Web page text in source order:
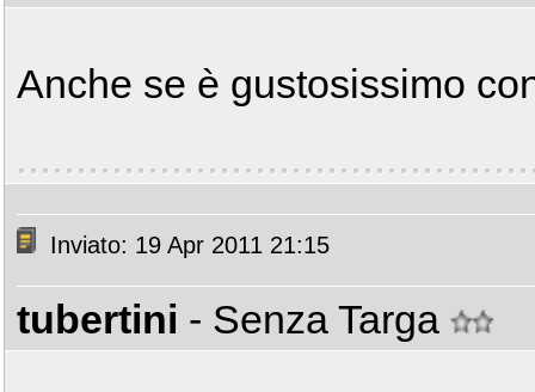
Anche se è gustosissimo
Inviato: 19 Apr 2011 21:15
tubertini - Senza Targa